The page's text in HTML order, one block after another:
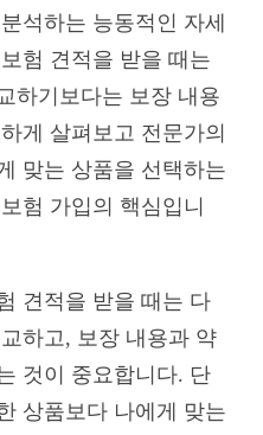
석하는 능동적인 자세
험 견적을 받을 때는
하기보다는 보장 내용
게 살펴보고 전문가의
맞는 상품을 선택하는
험 가입의 핵심입니
견적을 받을 때는 다
하고, 보장 내용과 약
것이 중요합니다. 단
상품보다 나에게 맞는